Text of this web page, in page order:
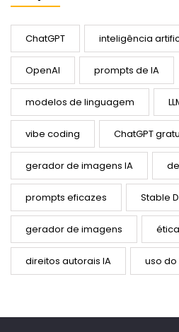
ChatGPT inteligência
OpenAI prompts de IA
modelos de linguagem
vibe coding ChatGPT
gerador de imagens IA
prompts eficazes Stable
gerador de imagens
direitos autorais IA uso do